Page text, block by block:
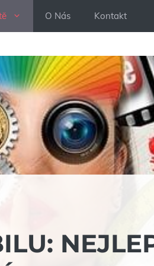
O Nás Kontakt